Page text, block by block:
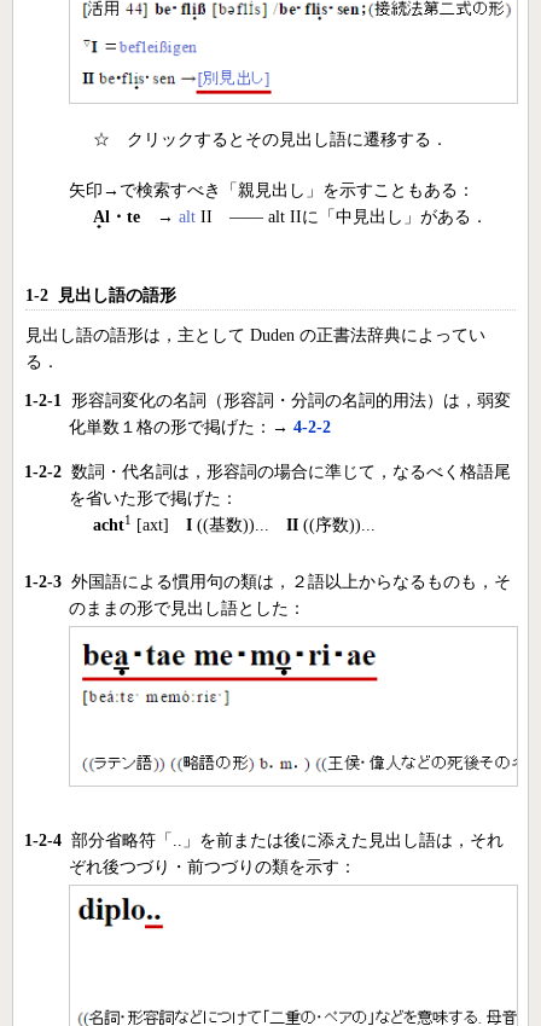
☆ クリックするとその見出し語に遷移する．
矢印→で検索すべき「親見出し」を示すこともある：
Al・te →alt II ―― alt IIに「中見出し」がある．
1-2 見出し語の語形
見出し語の語形は，主として Duden の正書法辞典によってい
る．
1-2-1
形容詞変化の名詞（形容詞・分詞の名詞的用法）は，弱変
化単数１格の形で掲げた：→4-2-2
1-2-2数詞・代名詞は，形容詞の場合に準じて，なるべく格語尾
を省いた形で掲げた：
acht1 [axt] I ((基数))...II ((序数))...
1-2-3外国語による慣用句の類は，２語以上からなるものも，そ
のままの形で見出し語とした：
1-2-4部分省略符「..」を前または後に添えた見出し語は，それ
ぞれ後つづり・前つづりの類を示す：